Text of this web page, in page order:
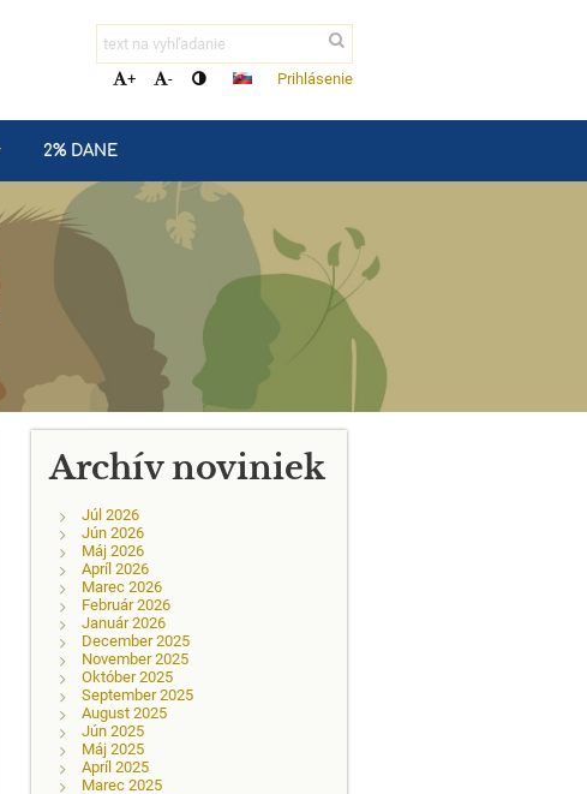
+ - Prihlásenie
2% DANE
Archív noviniek
Júl 2026
Jún 2026
Máj 2026
Apríl 2026
Marec 2026
Február 2026
Január 2026
December 2025
November 2025
Október 2025
September 2025
August 2025
Jún 2025
Máj 2025
Apríl 2025
Marec 2025